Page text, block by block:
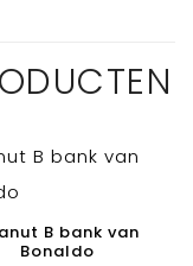
B bank van
Bonaldo